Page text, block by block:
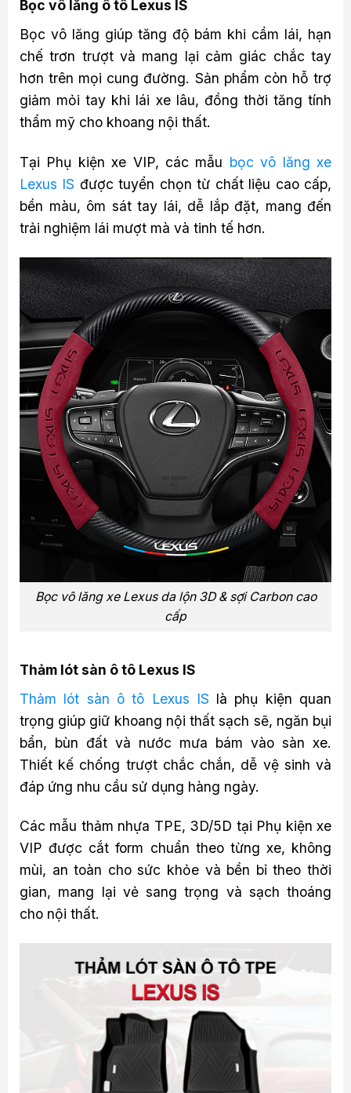
Bọc vô lăng ô tô Lexus IS
Bọc vô lăng giúp tăng độ bám khi cầm lái, hạn
chế trơn trượt và mang lại cảm giác chắc tay
hơn trên mọi cung đường. Sản phẩm còn hỗ trợ
giảm mỏi tay khi lái xe lâu, đồng thời tăng tính
thẩm mỹ cho khoang nội thất.
Tại Phụ kiện xe VIP, các mẫu bọc vô lăng xe
Lexus IS được tuyển chọn từ chất liệu cao cấp,
bền màu, ôm sát tay lái, dễ lắp đặt, mang đến
trải nghiệm lái mượt mà và tinh tế hơn.
Bọc vô lăng xe Lexus da lộn 3D & sợi Carbon cao
cấp
Thảm lót sàn ô tô Lexus IS
Thảm lót sàn ô tô Lexus IS là phụ kiện quan
trọng giúp giữ khoang nội thất sạch sẽ, ngăn bụi
bẩn, bùn đất và nước mưa bám vào sàn xe.
Thiết kế chống trượt chắc chắn, dễ vệ sinh và
đáp ứng nhu cầu sử dụng hàng ngày.
Các mẫu thảm nhựa TPE, 3D/5D tại Phụ kiện xe
VIP được cắt form chuẩn theo từng xe, không
mùi, an toàn cho sức khỏe và bền bỉ theo thời
gian, mang lại vẻ sang trọng và sạch thoáng
cho nội thất.